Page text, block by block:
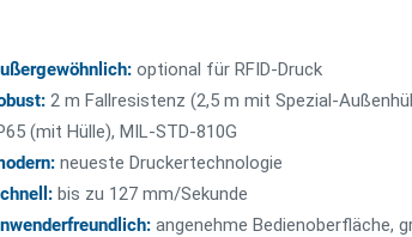
optional für RFID-Druck
2 m Fallresistenz (2,5 m mit Spezial-
(mit Hülle), MIL-STD-810G
neueste Druckertechnologie
bis zu 127 mm/Sekunde
angenehme Bedienoberfläche,